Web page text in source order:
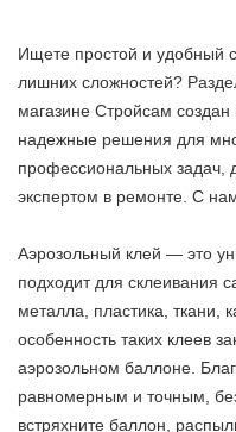
Ищете простой и удобный
лишних сложностей?
магазине Стройсам
надежные решения для
профессиональных задач,
экспертом в ремонте. С
Аэрозольный клей — это
подходит для склеивания
металла, пластика, ткани,
особенность таких клеев
аэрозольном баллоне.
равномерным и точным,
встряхните баллон,